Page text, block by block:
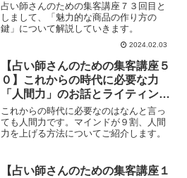
占い師さんのための集客講座７３回目と
しまして、「魅力的な商品の作り方の
鍵」について解説していきます。
2024.02.03
【占い師さんのための集客講座５
０】これからの時代に必要な力
「人間力」のお話とライティング
講座
これからの時代に必要なのはなんと言っ
ても人間力です。マインドが９割、人間
力を上げる方法についてご紹介します。
【占い師さんのための集客講座１